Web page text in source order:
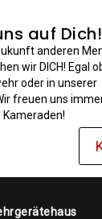
auf Dich!
anderen
wir DICH! Egal
oder in unserer
freuen uns
Kameraden!